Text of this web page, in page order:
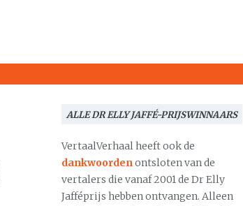
ALLE DR ELLY JAFFÉ-PRIJSWINNAARS
VertaalVerhaal heeft ook de
dankwoordenontsloten van de
vertalers die vanaf 2001 de Dr Elly
Jafféprijs hebben ontvangen. Alleen